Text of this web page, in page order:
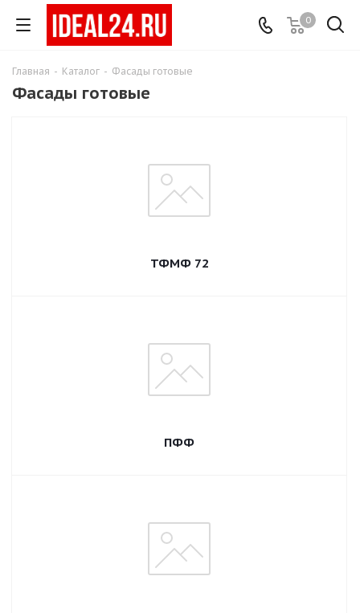
0
Главная - Каталог - Фасады готовые
Фасады готовые
ТФМФ 72
ПФФ